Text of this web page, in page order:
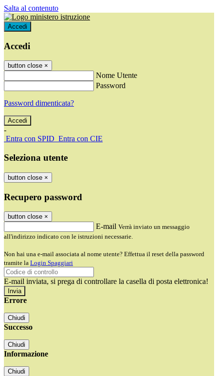
Salta al contenuto
Accedi
Accedi
button close ×
Nome Utente
Password
Password dimenticata?
-
Entra con SPID Entra con CIE
Seleziona utente
button close ×
Recupero password
button close ×
E-mail Verrà inviato un messaggio
all'indirizzo indicato con le istruzioni necessarie.
Non hai una e-mail associata al nome utente? Effettua il reset della password
tramite la Login Spaggiari
E-mail inviata, si prega di controllare la casella di posta elettronica!
Errore
Chiudi
Successo
Chiudi
Informazione
Chiudi